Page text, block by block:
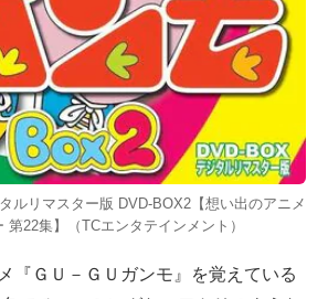
ルリマスター版 DVD-BOX2【想い出のアニメ
第22集】（TCエンタテインメント）
『ＧＵ－ＧＵガンモ』を覚えている